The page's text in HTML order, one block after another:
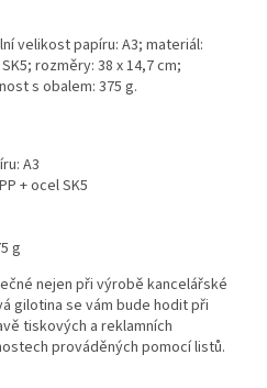
velikost papíru: A3; materiál:
rozměry: 38 x 14,7 cm;
s obalem: 375 g.
A3
+ ocel SK5
g
nejen při výrobě kancelářské
gilotina se vám bude hodit při
tiskových a reklamních
prováděných pomocí listů.